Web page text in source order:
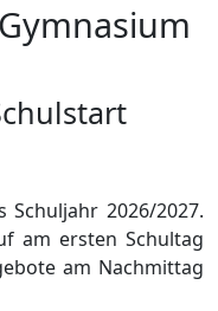
2026/2027.
am ersten Schultag
am Nachmittag